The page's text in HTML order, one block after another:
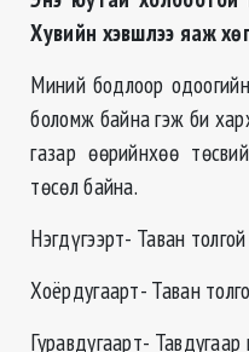
Хувийн хэвшлээ яаж
Миний бодлоор
боломж байна гэж би
газар өөрийнхөө
төсөл байна.
Нэгдүгээрт- Таван толгой
Хоёрдугаарт- Таван
Гуравдугаарт-